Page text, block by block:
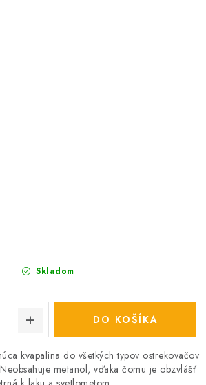
Skladom
DO KOŠÍKA
kvapalina do všetkých typov ostrekovačov
metanol, vďaka čomu je obzvlášť